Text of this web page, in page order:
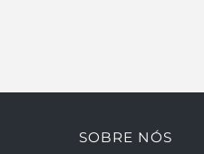
SOBRE NÓS